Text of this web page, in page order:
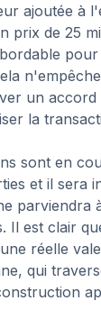
ajoutée à
prix de 25
un
la
sont en
et il sera
parviendra
Il est clair
réelle
qui